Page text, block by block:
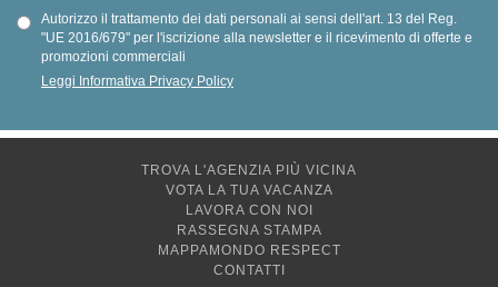
Autorizzo il trattamento dei dati personali ai sensi dell'art. 13 del Reg.
"UE 2016/679" per l'iscrizione alla newsletter e il ricevimento di offerte e
promozioni commerciali
Leggi Informativa Privacy Policy
TROVA L'AGENZIA PIÙ VICINA
VOTA LA TUA VACANZA
LAVORA CON NOI
RASSEGNA STAMPA
MAPPAMONDO RESPECT
CONTATTI